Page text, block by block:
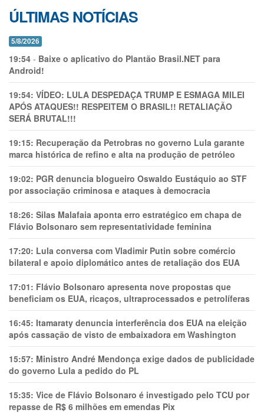
ÚLTIMAS NOTÍCIAS
5/8/2026
19:54 - Baixe o aplicativo do Plantão Brasil.NET para
Android!
19:54: VÍDEO: LULA DESPEDAÇA TRUMP E ESMAGA MILEI
APÓS ATAQUES!! RESPEITEM O BRASIL!! RETALIAÇÃO
SERÁ BRUTAL!!!
19:15: Recuperação da Petrobras no governo Lula garante
marca histórica de refino e alta na produção de petróleo
19:02: PGR denuncia blogueiro Oswaldo Eustáquio ao STF
por associação criminosa e ataques à democracia
18:26: Silas Malafaia aponta erro estratégico em chapa de
Flávio Bolsonaro sem representatividade feminina
17:20: Lula conversa com Vladimir Putin sobre comércio
bilateral e apoio diplomático antes de retaliação dos EUA
17:01: Flávio Bolsonaro apresenta nove propostas que
beneficiam os EUA, ricaços, ultraprocessados e petrolíferas
16:45: Itamaraty denuncia interferência dos EUA na eleição
após cassação de visto de embaixadora em Washington
15:57: Ministro André Mendonça exige dados de publicidade
do governo Lula a pedido do PL
15:35: Vice de Flávio Bolsonaro é investigado pelo TCU por
repasse de R$ 6 milhões em emendas Pix